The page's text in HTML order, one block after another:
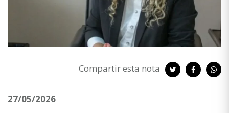
Compartir esta nota
27/05/2026